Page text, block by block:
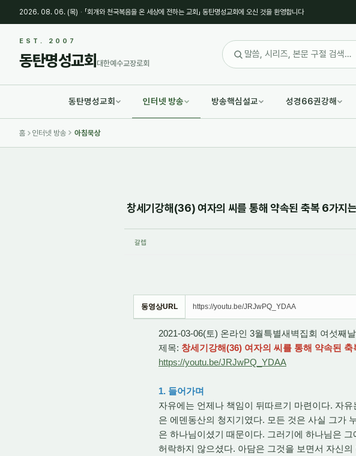
2026. 08. 06. (목) · 「회개와 천국복음을 온 세상에 전하는 교회」 동탄명성교회에 오신 것을 환영합니다
EST. 2007
동탄명성교회 대한예수교장로회
동탄명성교회 인터넷 방송 방송핵심설교 성경66권강해
홈 인터넷 방송 아침묵상
창세기강해(36) 여자의 씨를 통해 약속된 축복 6가
갈렙
동영상URL https://youtu.be/JRJwPQ_YDAA
2021-03-06(토) 온라인 3월특별새벽집회 여섯째날
제목: 창세기강해(36) 여자의 씨를 통해 약속된
https://youtu.be/JRJwPQ_YDAA
1. 들어가며
자유에는 언제나 책임이 뒤따르기 마련이다. 자
은 에덴동산의 청지기였다. 모든 것은 사실 그가
은 하나님이셨기 때문이다. 그러기에 하나님은
허락하지 않으셨다. 아담은 그것을 보면서 자신
Sketchbook5, 스케치북5
Sketchbook5, 스케치북5
Sketchbook5, 스케치북5
Sketchbook5, 스케치북5